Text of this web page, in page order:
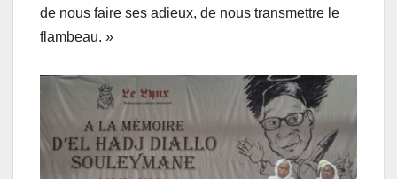
de nous faire ses adieux, de nous transmettre le
flambeau. »